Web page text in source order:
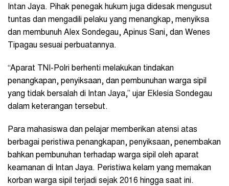
Intan Jaya. Pihak penegak hukum juga didesak mengusut
tuntas dan mengadili pelaku yang menangkap, menyiksa
dan membunuh Alex Sondegau, Apinus Sani, dan Wenes
Tipagau sesuai perbuatannya.
“Aparat TNI-Polri berhenti melakukan tindakan
penangkapan, penyiksaan, dan pembunuhan warga sipil
yang tidak bersalah di Intan Jaya,” ujar Eklesia Sondegau
dalam keterangan tersebut.
Para mahasiswa dan pelajar memberikan atensi atas
berbagai peristiwa penangkapan, penyiksaan, penembakan
bahkan pembunuhan terhadap warga sipil oleh aparat
keamanan di Intan Jaya. Peristiwa kelam yang memakan
korban warga sipil terjadi sejak 2016 hingga saat ini.